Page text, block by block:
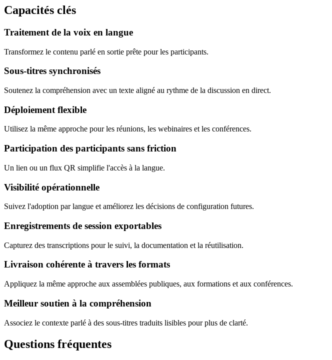
Capacités clés
Traitement de la voix en langue
Transformez le contenu parlé en sortie prête pour les participants.
Sous-titres synchronisés
Soutenez la compréhension avec un texte aligné au rythme de la discussion en direct.
Déploiement flexible
Utilisez la même approche pour les réunions, les webinaires et les conférences.
Participation des participants sans friction
Un lien ou un flux QR simplifie l'accès à la langue.
Visibilité opérationnelle
Suivez l'adoption par langue et améliorez les décisions de configuration futures.
Enregistrements de session exportables
Capturez des transcriptions pour le suivi, la documentation et la réutilisation.
Livraison cohérente à travers les formats
Appliquez la même approche aux assemblées publiques, aux formations et aux conférences.
Meilleur soutien à la compréhension
Associez le contexte parlé à des sous-titres traduits lisibles pour plus de clarté.
Questions fréquentes